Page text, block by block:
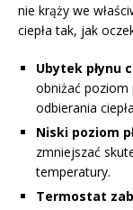
nie krąży we
ciepła tak, jak
Ubytek płynu
obniżać poziom
odbierania
Niski poziom
zmniejszać
temperatury.
Termostat